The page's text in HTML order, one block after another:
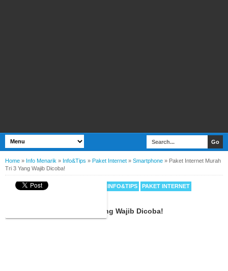
Home » Info Menarik » Info&Tips » Paket Internet » Smartphone » Paket Internet Murah
Tri 3 Yang Wajib Dicoba!
BYWEBBUDI.COM INFO&TIPS
PAKET INTERNET
Paket Internet Murah Tri 3 Yang Wajib Dicoba!